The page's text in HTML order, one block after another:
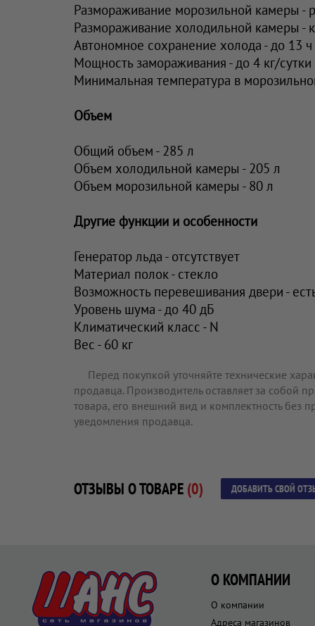
Размораживание морозильной камеры -
Размораживание холодильной камеры -
Автономное сохранение холода - до 13 ч
Мощность замораживания - до 4 кг/cутки
Минимальная температура в
Объем
Общий объем - 285 л
Объем холодильной камеры - 205 л
Объем морозильной камеры - 80 л
Другие функции и особенности
Генератор льда - отсутствует
Материал полок - стекло
Возможность перевешивания двери -
Уровень шума - до 40 дБ
Климатический класс - N
Вес - 60 кг
Перед покупкой уточняйте технические
продавца. Производитель оставляет за собой
товара, его внешний вид и комплектность без
уведомления продавца.
ОТЗЫВЫ О ТОВАРЕ (0) ДОБАВИТЬ СВОЙ
О КОМПАНИИ
О компании
Адреса магазинов